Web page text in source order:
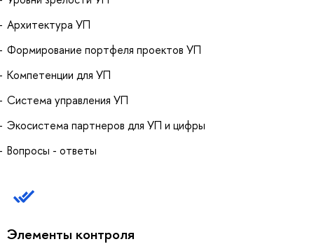
Архитектура УП
Формирование портфеля проектов УП
Компетенции для УП
Система управления УП
Экосистема партнеров для УП и цифры
Вопросы - ответы
Элементы контроля